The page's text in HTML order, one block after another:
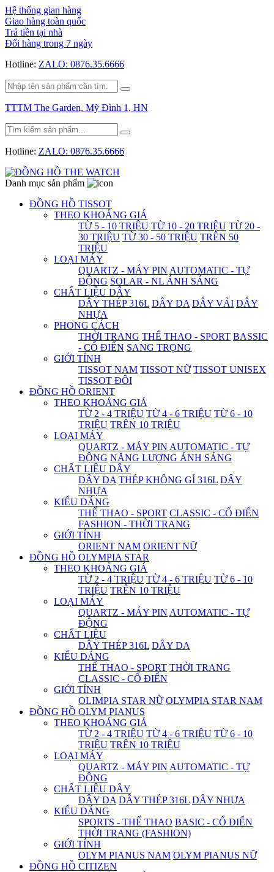
Hệ thống gian hàng
Giao hàng toàn quốc
Trả tiền tại nhà
Đổi hàng trong 7 ngày
Hotline: ZALO: 0876.35.6666
TTTM The Garden, Mỹ Đình 1, HN
Hotline: ZALO: 0876.35.6666
Danh mục sản phẩm
ĐỒNG HỒ TISSOT
THEO KHOẢNG GIÁ
TỪ 5 - 10 TRIỆU TỪ 10 - 20 TRIỆU TỪ 20 -
30 TRIỆU TỪ 30 - 50 TRIỆU TRÊN 50
TRIỆU
LOẠI MÁY
QUARTZ - MÁY PIN AUTOMATIC - TỰ
ĐỘNG SOLAR - NL ÁNH SÁNG
CHẤT LIỆU DÂY
DÂY THÉP 316L DÂY DA DÂY VẢI DÂY
NHỰA
PHONG CÁCH
THỜI TRANG THỂ THAO - SPORT BASSIC
- CỔ ĐIỂN SANG TRỌNG
GIỚI TÍNH
TISSOT NAM TISSOT NỮ TISSOT UNISEX
TISSOT ĐÔI
ĐỒNG HỒ ORIENT
THEO KHOẢNG GIÁ
TỪ 2 - 4 TRIỆU TỪ 4 - 6 TRIỆU TỪ 6 - 10
TRIỆU TRÊN 10 TRIỆU
LOẠI MÁY
QUARTZ - MÁY PIN AUTOMATIC - TỰ
ĐỘNG NĂNG LƯỢNG ÁNH SÁNG
CHẤT LIỆU DÂY
DÂY DA THÉP KHÔNG GỈ 316L DÂY
NHỰA
KIỂU DÁNG
THỂ THAO - SPORT CLASSIC - CỔ ĐIỂN
FASHION - THỜI TRANG
GIỚI TÍNH
ORIENT NAM ORIENT NỮ
ĐỒNG HỒ OLYMPIA STAR
THEO KHOẢNG GIÁ
TỪ 2 - 4 TRIỆU TỪ 4 - 6 TRIỆU TỪ 6 - 10
TRIỆU TRÊN 10 TRIỆU
LOẠI MÁY
QUARTZ - MÁY PIN AUTOMATIC - TỰ
ĐỘNG
CHẤT LIỆU
DÂY THÉP 316L DÂY DA
KIỂU DÁNG
THỂ THAO - SPORT THỜI TRANG
CLASSIC - CỔ ĐIỂN
GIỚI TÍNH
OLIMPIA STAR NỮ OLYMPIA STAR NAM
ĐỒNG HỒ OLYM PIANUS
THEO KHOẢNG GIÁ
TỪ 2 - 4 TRIỆU TỪ 4 - 6 TRIỆU TỪ 6 - 10
TRIỆU TRÊN 10 TRIỆU
LOẠI MÁY
QUARTZ - MÁY PIN AUTOMATIC - TỰ
ĐỘNG
CHẤT LIỆU DÂY
DÂY DA DÂY THÉP 316L DÂY NHỰA
KIỂU DÁNG
SPORTS - THỂ THAO BASIC - CỔ ĐIỂN
THỜI TRANG (FASHION)
GIỚI TÍNH
OLYM PIANUS NAM OLYM PIANUS NỮ
ĐỒNG HỒ CITIZEN